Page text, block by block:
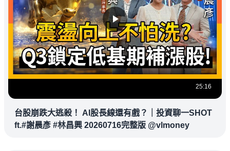
25:16
台股崩跌大逃殺！ AI股長線還有戲？｜投資聊一SHOT
ft.#謝晨彥 #林昌興 20260716完整版 @vlmoney